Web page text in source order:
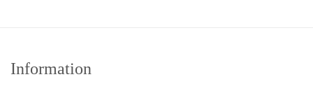
Information